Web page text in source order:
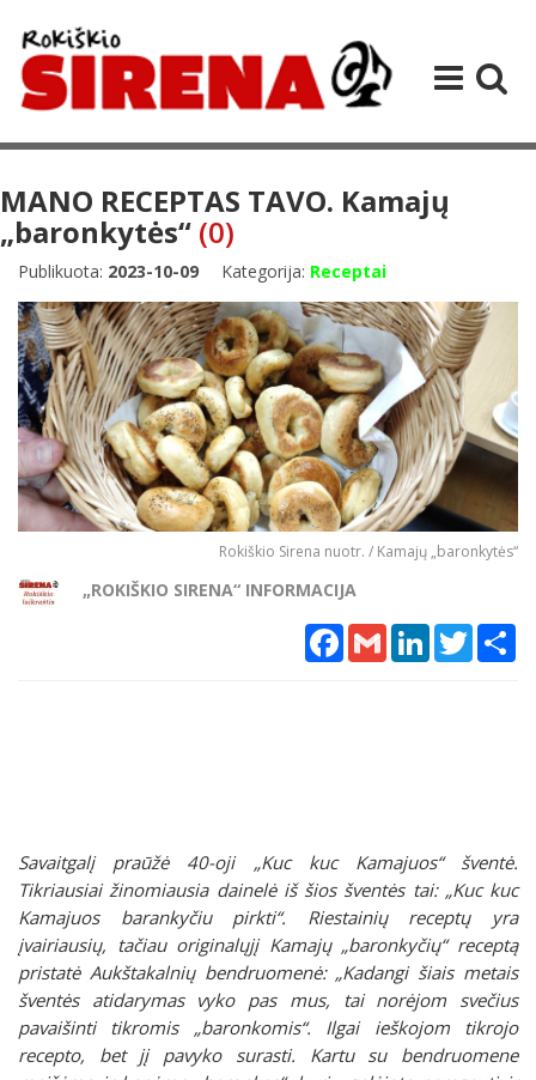
MANO RECEPTAS TAVO. Kamajų
„baronkytės“ (0)
Publikuota: 2023-10-09 Kategorija: Receptai
Rokiškio Sirena nuotr. / Kamajų „baronkytės“
„ROKIŠKIO SIRENA“ INFORMACIJA
Facebook
Gmail LinkedInTwitter
Savaitgalį praūžė 40-oji „Kuc kuc Kamajuos“ šventė.
Tikriausiai žinomiausia dainelė iš šios šventės tai: „Kuc kuc
Kamajuos barankyčiu pirkti“. Riestainių receptų yra
įvairiausių, tačiau originalųjį Kamajų „baronkyčių“ receptą
pristatė Aukštakalnių bendruomenė: „Kadangi šiais metais
šventės atidarymas vyko pas mus, tai norėjom svečius
pavaišinti tikromis „baronkomis“. Ilgai ieškojom tikrojo
recepto, bet jį pavyko surasti. Kartu su bendruomene